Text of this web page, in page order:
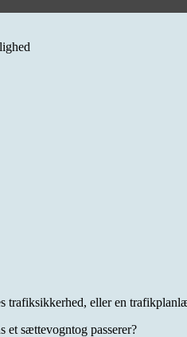
eller en
et sættevogntog passerer?